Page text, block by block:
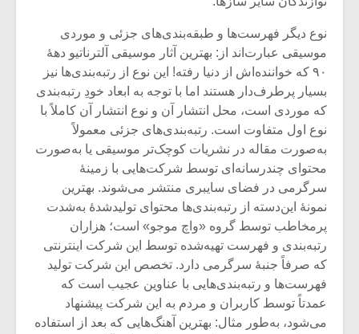
نوع دیگر فهرست‌ها و طبقه‌بندی‌های جزئی و موردی
موسیقی عبارت‌اند از: بهترین آثار موسیقی آلترناتیو دهۀ
۹۰ که خواننده‌اش از دنیا رفته! این نوع از رتبه‌بندی‌ها نیز
بسیار پرطرف‌دار هستند اما با توجه به ابعاد خودِ رتبه‌بندی
که موردی است، محل انتشار آن و نوع انتشار آن کاملاً با
نوع اول متفاوت است. رتبه‌بندی‌های جزئی معمولاً
به‌صورت مقاله در نشریات کوچک‌تر موسیقی یا به‌صورت
محتوای چندرسانه‌ای توسط شرکت‌هایی با زمینۀ
سرگرمی در فضای سایبری منتشر می‌شوند. بهترین
نمونۀ این‌دسته از رتبه‌بندی‌ها محتوای تولیدشدۀ به‌شدت
پرمخاطب توسط گروه «واچ موجو» است؛ هزاران
رتبه‌بندی و فهرست تهیه‌شده توسط این شرکت اینترنتی
که صرفاً جنبۀ سرگرمی دارد. تخصص این شرکت تولید
فهرست‌ها و رتبه‌بندی‌هایی با عناوین عجیب است که
عمدتاً توسط کاربران و مردم به این شرکت پیشنهاد
می‌شود، به‌طور مثال: بهترین آهنگ‌هایی که بعد از استفاده